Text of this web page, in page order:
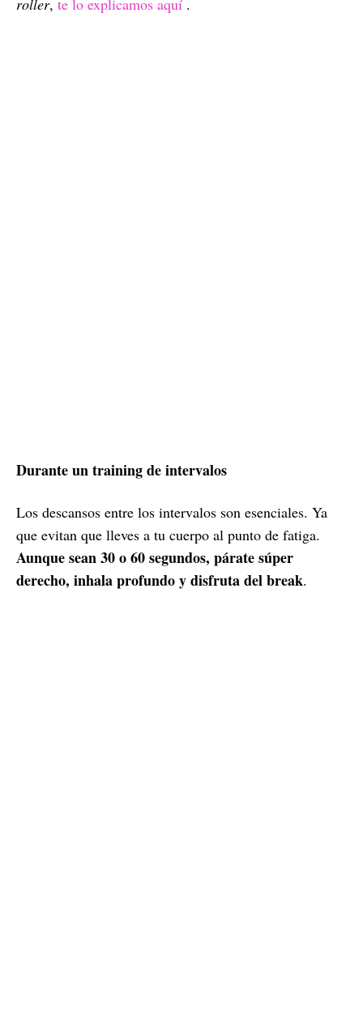
roller, te lo explicamos aquí .
Durante un training de intervalos
Los descansos entre los intervalos son esenciales. Ya
que evitan que lleves a tu cuerpo al punto de fatiga.
Aunque sean 30 o 60 segundos, párate súper
derecho, inhala profundo y disfruta del break.